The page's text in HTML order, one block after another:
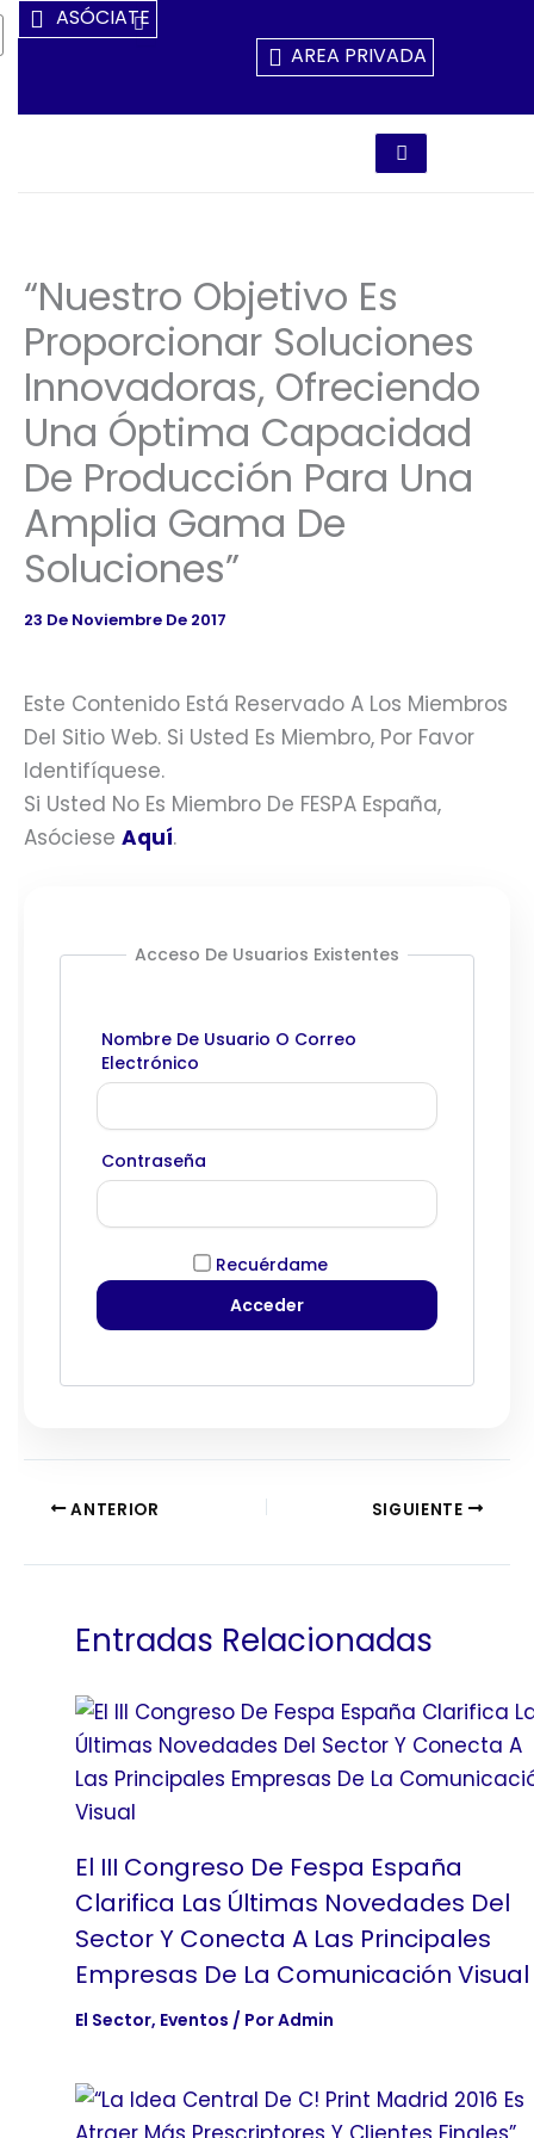
Ir
Al
ASÓCIATE
AREA PRIVADA
“Nuestro Objetivo Es
Proporcionar Soluciones
Innovadoras, Ofreciendo
Una Óptima Capacidad
De Producción Para Una
Amplia Gama De
Soluciones”
23 De Noviembre De 2017
Este Contenido Está Reservado A Los Miembros
Del Sitio Web. Si Usted Es Miembro, Por Favor
Identifíquese.
Si Usted No Es Miembro De FESPA España,
Asóciese Aquí.
Acceso De Usuarios Existentes
Nombre De Usuario O Correo
Electrónico
Contraseña
Recuérdame
ANTERIOR SIGUIENTE
Entradas Relacionadas
El III Congreso De Fespa España
Clarifica Las Últimas Novedades Del
Sector Y Conecta A Las Principales
Empresas De La Comunicación Visual
El Sector, Eventos / PorAdmin